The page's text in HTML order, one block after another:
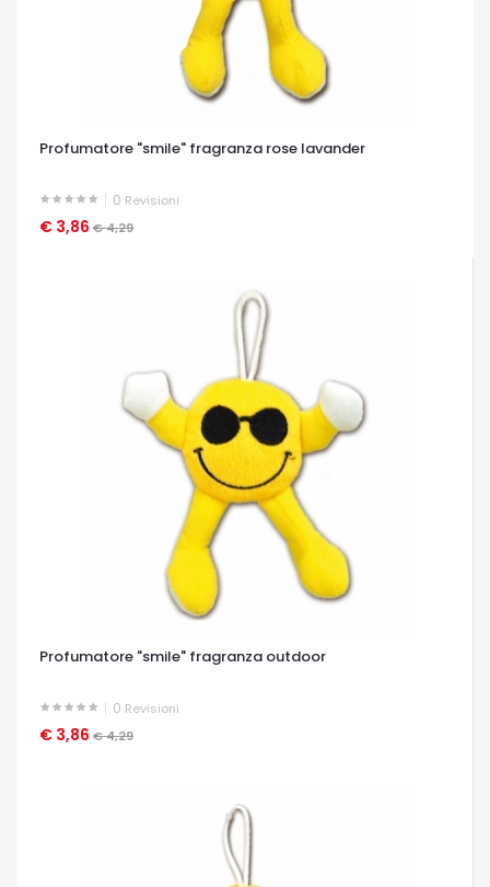
Profumatore "smile" fragranza rose lavander
0 Revisioni
€ 3,86 € 4,29
OCCHIATA VELOCE
Profumatore "smile" fragranza outdoor
0 Revisioni
€ 3,86 € 4,29
OCCHIATA VELOCE